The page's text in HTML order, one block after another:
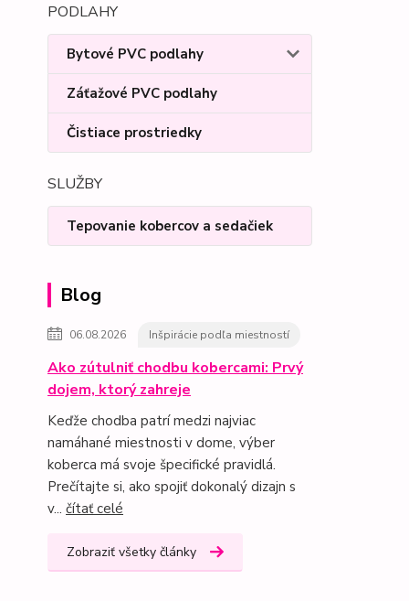
PODLAHY
Bytové PVC podlahy
Záťažové PVC podlahy
Čistiace prostriedky
SLUŽBY
Tepovanie kobercov a sedačiek
Blog
06.08.2026 Inšpirácie podľa miestností
Ako zútulniť chodbu kobercami: Prvý
dojem, ktorý zahreje
Keďže chodba patrí medzi najviac
namáhané miestnosti v dome, výber
koberca má svoje špecifické pravidlá.
Prečítajte si, ako spojiť dokonalý dizajn s
v... čítať celé
Zobraziť všetky články